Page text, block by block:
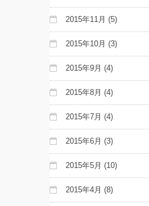
2015年11月 (5)
2015年10月 (3)
2015年9月 (4)
2015年8月 (4)
2015年7月 (4)
2015年6月 (3)
2015年5月 (10)
2015年4月 (8)